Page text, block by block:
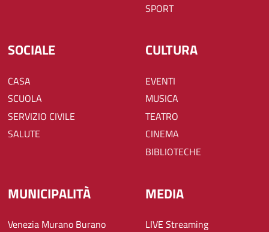
SPORT
SOCIALE
CASA
SCUOLA
SERVIZIO CIVILE
SALUTE
CULTURA
EVENTI
MUSICA
TEATRO
CINEMA
BIBLIOTECHE
MUNICIPALITÀ
Venezia Murano Burano
MEDIA
LIVE Streaming